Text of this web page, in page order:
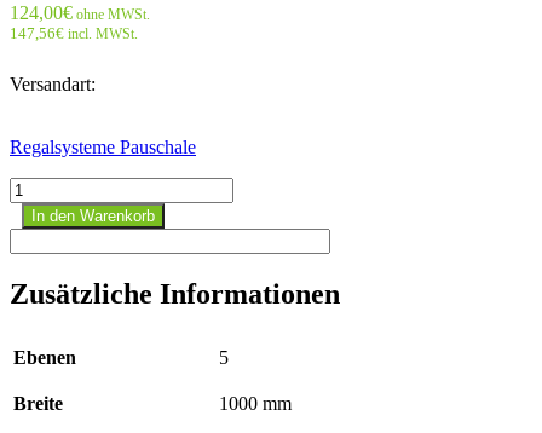
124,00€ ohne MWSt.
147,56€ incl. MWSt.
Versandart:
Regalsysteme Pauschale
Stecksystem
Anbauregal
-
2000x1000x
mm,
kg
5010
In den Warenkorb
Zusätzliche Informationen
Ebenen 5
Breite 1000 mm